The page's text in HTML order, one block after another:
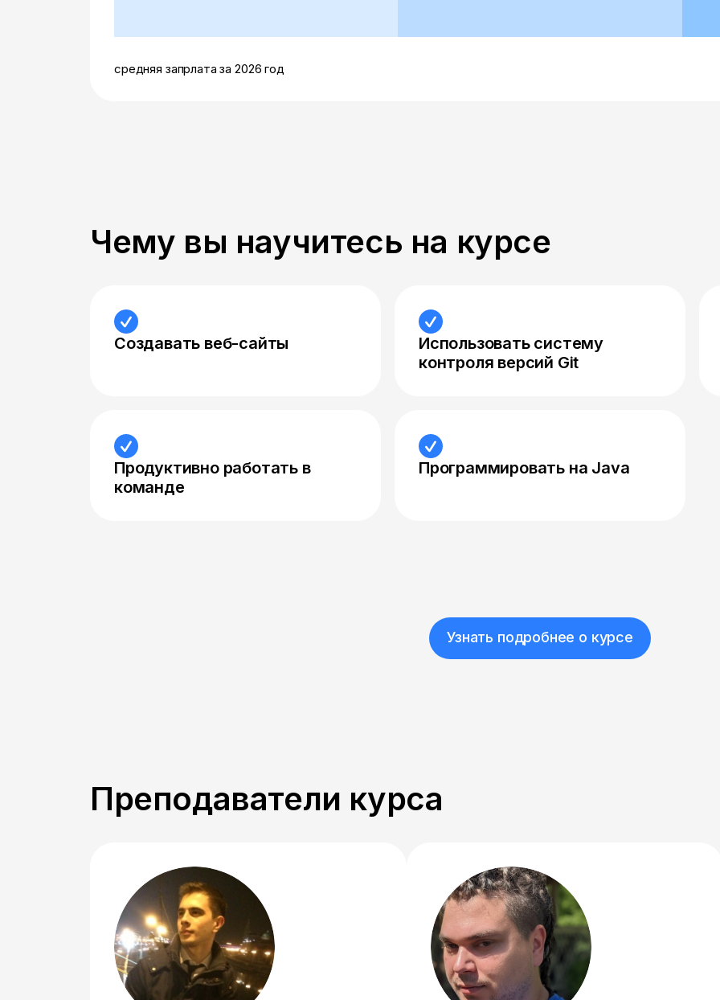
средняя запрлата за 2026 год
Чему вы научитесь на курсе
Создавать веб-сайты
Использовать систему
контроля версий Git
Продуктивно работать в
команде
Программировать на Java
Узнать подробнее о курсе
Преподаватели курса